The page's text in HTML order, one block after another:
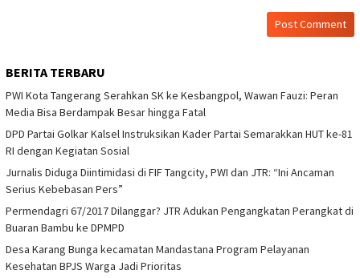
BERITA TERBARU
PWI Kota Tangerang Serahkan SK ke Kesbangpol, Wawan Fauzi: Peran
Media Bisa Berdampak Besar hingga Fatal
DPD Partai Golkar Kalsel Instruksikan Kader Partai Semarakkan HUT ke-81
RI dengan Kegiatan Sosial
Jurnalis Diduga Diintimidasi di FIF Tangcity, PWI dan JTR: “Ini Ancaman
Serius Kebebasan Pers”
Permendagri 67/2017 Dilanggar? JTR Adukan Pengangkatan Perangkat di
Buaran Bambu ke DPMPD
Desa Karang Bunga kecamatan Mandastana Program Pelayanan
Kesehatan BPJS Warga Jadi Prioritas